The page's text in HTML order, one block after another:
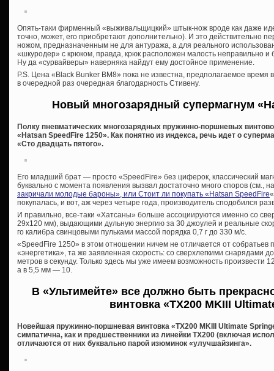
Опять-таки фирменный «выживальщицкий» штык-нож вроде как даже
точно, может, его приобретают дополнительно). И это действительно
ножом, предназначенным не для антуража, а для реального
«шкуродер» с крюком, правда, крюк расположен малость неправильно
Ну да «сурвайверы» наверняка найдут ему достойное применение.
P.S. Цена «Black Bunker BM8» пока не известна, предполагаемое
в очередной раз очередная благодарность Стивену.
Новый многозарядный супермагнум
Полку пневматических многозарядных пружинно-поршневых
«Hatsan SpeedFire 1250». Как понятно из индекса, речь идет о
«Сто двадцать пятого».
Его младший брат — просто «SpeedFire» без циферок, классический
буквально с момента появления вызвал достаточно много споров (см.,
закричали молодые бароны», или Стоит ли покупать «Hatsan SpeedFire
покупалась, и вот, аж через четыре года, производитель сподобился
И правильно, все-таки «Хатсаны» больше ассоциируются именно со
29х120 мм), выдающими дульную энергию за 30 джоулей и реальные
го калибра свинцовыми пульками массой порядка 0,7 г до 330 м/с.
«SpeedFire 1250» в этом отношении ничем не отличается от собратьев
«энергетика», та же заявленная скорость: со сверхлегкими снарядами
метров в секунду. Только здесь мы уже имеем возможность произвести
а в 5,5 мм — 10.
В «Ультимейте» все должно быть
винтовка «TX200 MKIII
Новейшая пружинно-поршневая винтовка «TX200 MKIII Ultimate
симпатична, как и предшественники из линейки ТХ200 (включая
отличаются от них буквально парой изюминок «улучшайзинга».